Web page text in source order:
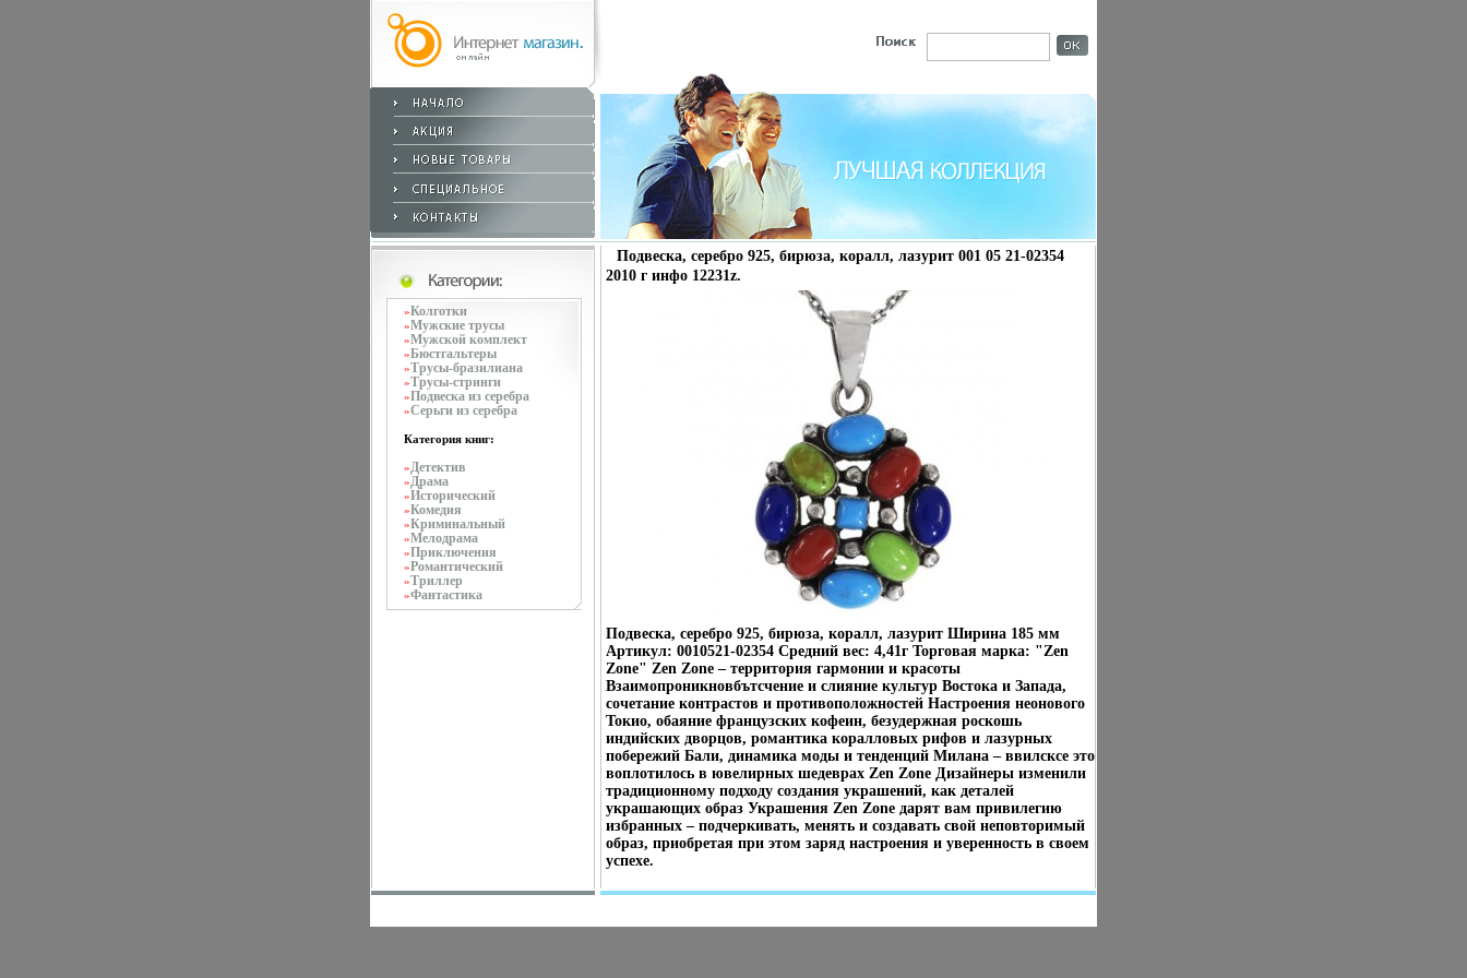
»Колготки
»Мужские трусы
»Мужской комплект
»Бюстгальтеры
»Трусы-бразилиана
»Трусы-стринги
»Подвеска из серебра
»Серьги из серебра
Категория книг:
»Детектив
»Драма
»Исторический
»Комедия
»Криминальный
»Мелодрама
»Приключения
»Романтический
»Триллер
»Фантастика
Подвеска, серебро 925, бирюза, коралл, лазурит 001 05 21-02354
2010 г инфо 12231z.
Подвеска, серебро 925, бирюза, коралл, лазурит Ширина 185 мм
Артикул: 0010521-02354 Средний вес: 4,41г Торговая марка: "Zen
Zone" Zen Zone – территория гармонии и красоты
Взаимопроникновбътсчение и слияние культур Востока и Запада,
сочетание контрастов и противоположностей Настроения неонового
Токио, обаяние французских кофеин, безудержная роскошь
индийских дворцов, романтика коралловых рифов и лазурных
побережий Бали, динамика моды и тенденций Милана – ввилсксе это
воплотилось в ювелирных шедеврах Zen Zone Дизайнеры изменили
традиционному подходу создания украшений, как деталей
украшающих образ Украшения Zen Zone дарят вам привилегию
избранных – подчеркивать, менять и создавать свой неповторимый
образ, приобретая при этом заряд настроения и уверенность в своем
успехе.